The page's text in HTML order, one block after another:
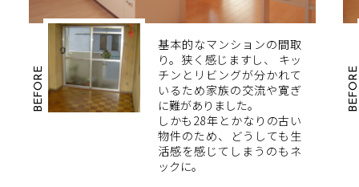
BEFORE
基本的なマンションの間取
り。狭く感じますし、 キッ
チンとリビングが分かれて
いるため家族の交流や寛ぎ
に難がありました。
しかも28年とかなりの古い
物件のため、どうしても生
活感を感じてしまうのもネ
ックに。
BEFORE